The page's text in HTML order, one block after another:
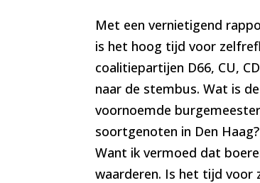
Met een vernietigend
is het hoog tijd voor
coalitiepartijen D66, CU,
naar de stembus. Wat is
voornoemde
soortgenoten in Den
Want ik vermoed dat
waarderen. Is het tijd voor